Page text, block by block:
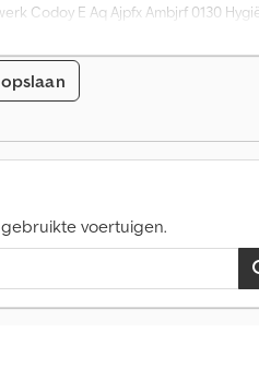
Codoy E Aq Ajpfx Ambjrf 0130
voertuigen.